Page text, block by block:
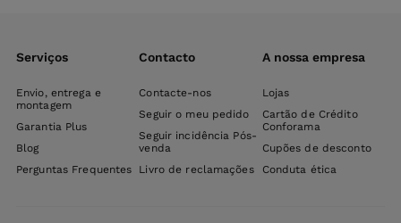
Serviços
Envio, entrega e
montagem
Garantia Plus
Blog
Perguntas Frequentes
Contacto
Contacte-nos
Seguir o meu pedido
Seguir incidência Pós-
venda
Livro de reclamações
A nossa empresa
Lojas
Cartão de Crédito
Conforama
Cupões de desconto
Conduta ética